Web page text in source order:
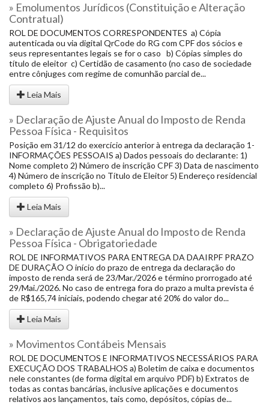
» Emolumentos Jurídicos (Constituição e Alteração
Contratual)
ROL DE DOCUMENTOS CORRESPONDENTES a) Cópia
autenticada ou via digital QrCode do RG com CPF dos sócios e
seus representantes legais se for o caso b) Cópias simples do
título de eleitor c) Certidão de casamento (no caso de sociedade
entre cônjuges com regime de comunhão parcial de...
Leia Mais
» Declaração de Ajuste Anual do Imposto de Renda
Pessoa Física - Requisitos
Posição em 31/12 do exercício anterior à entrega da declaração 1-
INFORMAÇÕES PESSOAIS a) Dados pessoais do declarante: 1)
Nome completo 2) Número de inscrição CPF 3) Data de nascimento
4) Número de inscrição no Título de Eleitor 5) Endereço residencial
completo 6) Profissão b)...
Leia Mais
» Declaração de Ajuste Anual do Imposto de Renda
Pessoa Física - Obrigatoriedade
ROL DE INFORMATIVOS PARA ENTREGA DA DAAIRPF PRAZO
DE DURAÇÃO O início do prazo de entrega da declaração do
imposto de renda será de 23/Mar./2026 e término prorrogado até
29/Mai./2026. No caso de entrega fora do prazo a multa prevista é
de R$165,74 iniciais, podendo chegar até 20% do valor do...
Leia Mais
» Movimentos Contábeis Mensais
ROL DE DOCUMENTOS E INFORMATIVOS NECESSÁRIOS PARA
EXECUÇÃO DOS TRABALHOS a) Boletim de caixa e documentos
nele constantes (de forma digital em arquivo PDF) b) Extratos de
todas as contas bancárias, inclusive aplicações e documentos
relativos aos lançamentos, tais como, depósitos, cópias de...